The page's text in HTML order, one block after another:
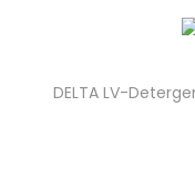
DELTA LV-